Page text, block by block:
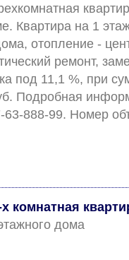
Квартира на 1
отопление -
ремонт,
под 11,1 %, при
Подробная
комнатная
дома